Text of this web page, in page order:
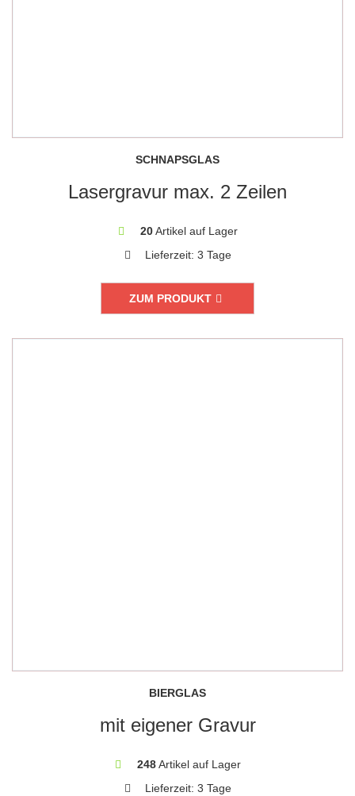
SCHNAPSGLAS
Lasergravur max. 2 Zeilen
20Artikel auf Lager
Lieferzeit: 3 Tage
ZUM PRODUKT
BIERGLAS
mit eigener Gravur
248Artikel auf Lager
Lieferzeit: 3 Tage